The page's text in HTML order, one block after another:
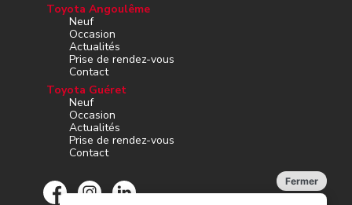
Toyota Angoulême
Neuf
Occasion
Actualités
Prise de rendez-vous
Contact
Toyota Guéret
Neuf
Occasion
Actualités
Prise de rendez-vous
Contact